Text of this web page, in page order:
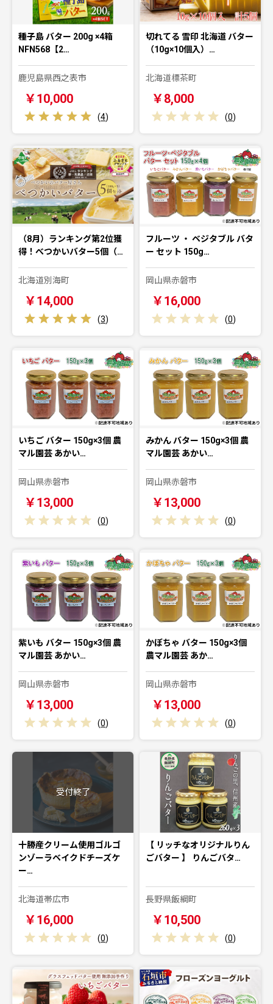
種子島 バター 200g ×4箱
NFN568【2…
鹿児島県西之表市
￥10,000
(4)
切れてる 雪印 北海道 バター
（10g×10個入）…
北海道標茶町
￥8,000
(0)
（8月）ランキング第2位獲
得！べつかいバター5個（…
北海道別海町
￥14,000
(3)
フルーツ ・ ベジタブル バタ
ー セット 150g…
岡山県赤磐市
￥16,000
(0)
いちご バター 150g×3個 農
マル園芸 あかい…
岡山県赤磐市
￥13,000
(0)
みかん バター 150g×3個 農
マル園芸 あかい…
岡山県赤磐市
￥13,000
(0)
紫いも バター 150g×3個 農
マル園芸 あかい…
岡山県赤磐市
￥13,000
(0)
かぼちゃ バター 150g×3個
農マル園芸 あか…
岡山県赤磐市
￥13,000
(0)
受付終了
十勝産クリーム使用ゴルゴ
ンゾーラベイクドチーズケ
ー…
北海道帯広市
￥16,000
(0)
【 リッチなオリジナルりん
ごバター 】 りんごバタ…
長野県飯綱町
￥10,500
(0)